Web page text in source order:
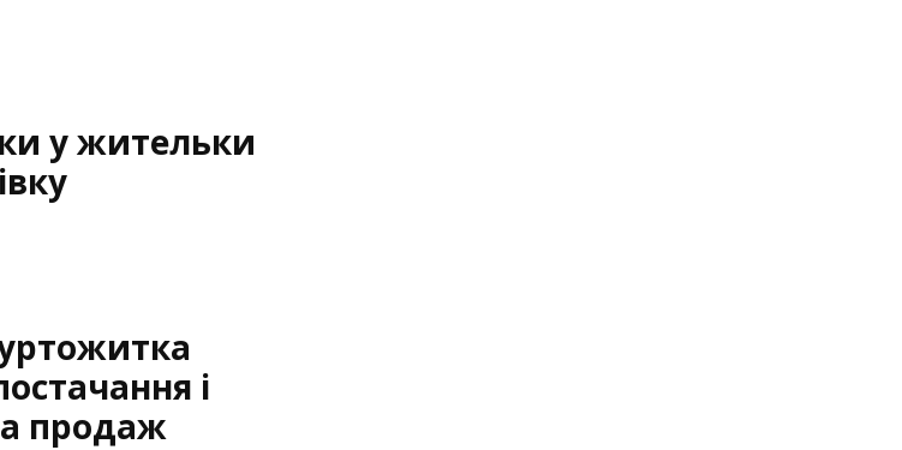
у жительки
і
продаж